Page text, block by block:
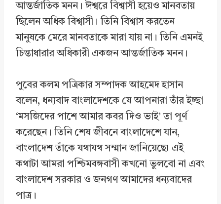
আন্তর্জাতিক মনন। ঈশ্বরে বিশ্বাসী হয়েও মানবতায়
ছিলেন অধিক বিশ্বাসী। তিনি বিশ্বাস করতেন
মানুষকে মেরে মানবতাকে মারা যায় না। তিনি এমনই
চিন্তাধারার অধিকারী একজন আন্তর্জাতিক মনন।
পুবের কলম পত্রিকার সম্পাদক আহমেদ হাসান
বলেন, ধন্যবাদ বাংলাদেশকে যে আপনারা তাঁর ইচ্ছা
‘মসজিদের পাশে আমার কবর দিও ভাই’ তা পূর্ণ
করেছেন। তিনি শেষ জীবনে বাংলাদেশে যান,
বাংলাদেশ তাঁকে যথাযথ সম্মান জানিয়েছে৷ এই
কথাটা আমরা পশ্চিমবঙ্গবাসী কখনো ভুলবো না এবং
বাংলাদেশ সরকার ও জনগণ আমাদের ধন্যবাদের
পাত্র।